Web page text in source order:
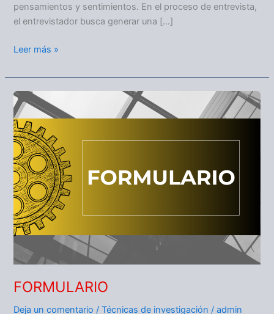
pensamientos y sentimientos. En el proceso de entrevista,
el entrevistador busca generar una […]
Leer más »
FORMULARIO
Deja un comentario /Técnicas de investigación /admin
FORMULARIO